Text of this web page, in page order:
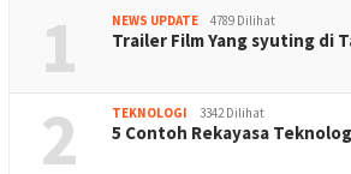
1 NEWS UPDATE 4789 Dilihat
Trailer Film Yang syuting di
2 TEKNOLOGI 3342 Dilihat
5 Contoh Rekayasa